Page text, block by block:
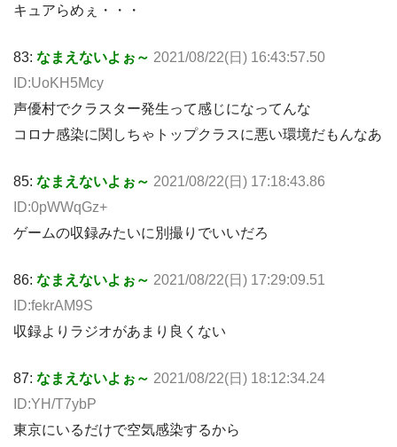
キュアらめぇ・・・
83: なまえないよぉ～ 2021/08/22(日) 16:43:57.50
ID:UoKH5Mcy
声優村でクラスター発生って感じになってんな
コロナ感染に関しちゃトップクラスに悪い環境だもんなあ
85: なまえないよぉ～ 2021/08/22(日) 17:18:43.86
ID:0pWWqGz+
ゲームの収録みたいに別撮りでいいだろ
86: なまえないよぉ～ 2021/08/22(日) 17:29:09.51
ID:fekrAM9S
収録よりラジオがあまり良くない
87: なまえないよぉ～ 2021/08/22(日) 18:12:34.24
ID:YH/T7ybP
東京にいるだけで空気感染するから